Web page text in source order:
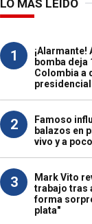
LO MÁS LEÍDO
1
¡Alarmante!
bomba deja
Colombia a
presidencial
2
Famoso
balazos en
vivo y a
3
Mark Vito
trabajo tras
forma
plata"